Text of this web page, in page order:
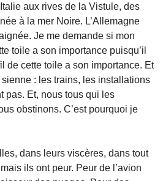
aux rives de la Vistule, des
à la mer Noire. L’Allemagne
Je me demande si mon
toile a son importance puisqu’il
de cette toile a son importance. Et
: les trains, les installations
pas. Et, nous tous qui les
obstinons. C’est pourquoi je
dans leurs viscères, dans tout
ils ont peur. Peur de l’avion